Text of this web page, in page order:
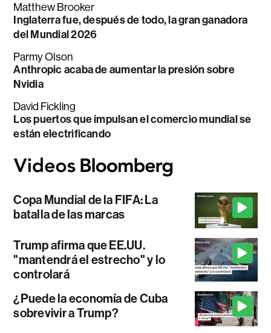
Matthew Brooker
Inglaterra fue, después de todo, la gran ganadora
del Mundial 2026
Parmy Olson
Anthropic acaba de aumentar la presión sobre
Nvidia
David Fickling
Los puertos que impulsan el comercio mundial se
están electrificando
Copa Mundial de la FIFA: La
batalla de las marcas
Trump afirma que EE.UU.
"mantendrá el estrecho" y lo
controlará
¿Puede la economía de Cuba
sobrevivir a Trump?